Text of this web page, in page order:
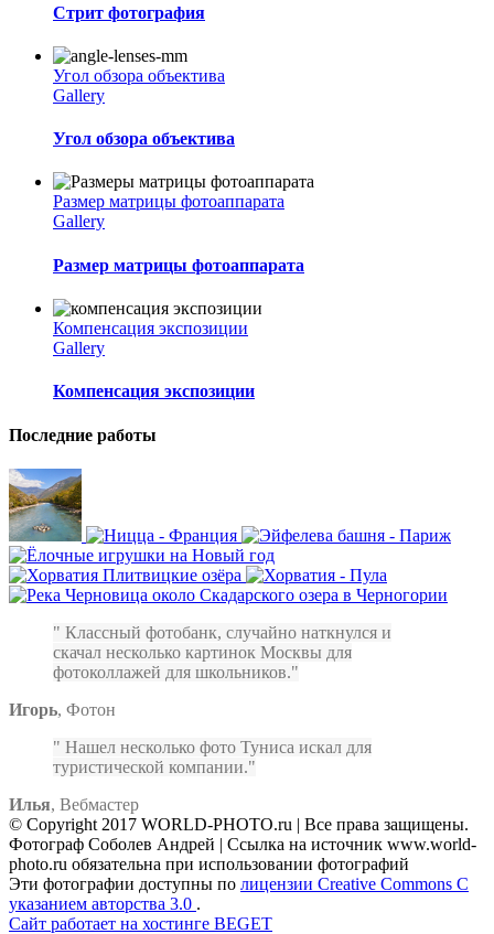
Стрит фотография
Угол обзора объектива
Gallery
Угол обзора объектива
Размер матрицы фотоаппарата
Gallery
Размер матрицы фотоаппарата
Компенсация экспозиции
Gallery
Компенсация экспозиции
Последние работы
Классный фотобанк, случайно наткнулся и
скачал несколько картинок Москвы для
фотоколлажей для школьников.
Игорь, Фотон
Нашел несколько фото Туниса искал для
туристической компании.
Илья, Вебмастер
© Copyright 2017 WORLD-PHOTO.ru | Все права защищены.
Фотограф Соболев Андрей | Ссылка на источник www.world-
photo.ru обязательна при использовании фотографий
Эти фотографии доступны по лицензии Creative Commons С
указанием авторства 3.0 .
Сайт работает на хостинге BEGET